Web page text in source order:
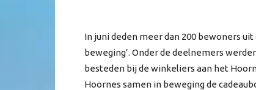
In juni deden meer dan 200 bewoners
beweging’. Onder de deelnemers
besteden bij de winkeliers aan het
Hoornes samen in beweging de